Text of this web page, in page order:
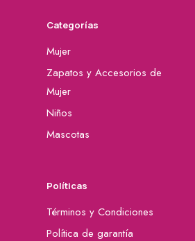
Categorías
Mujer
Zapatos y Accesorios de
Mujer
Niños
Mascotas
Políticas
Términos y Condiciones
Política de garantía